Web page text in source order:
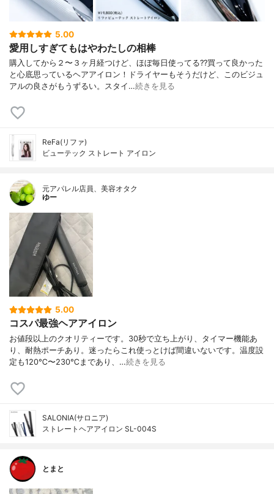
5.00
愛用しすぎてもはやわたしの相棒
購入してから２〜３ヶ月経つけど、ほぼ毎日使ってる??買って良かった
と心底思っているヘアアイロン！ドライヤーもそうだけど、このビジュ
アルの良さがもうずるい。スタイ…続きを見る
ReFa(リファ)
ビューテック ストレート アイロン
元アパレル店員、美容オタク
ゆー
5.00
コスパ最強ヘアアイロン
お値段以上のクオリティーです。30秒で立ち上がり、タイマー機能あ
り、耐熱ポーチあり。迷ったらこれ使っとけば間違いないです。温度設
定も120℃〜230℃まであり、…続きを見る
SALONIA(サロニア)
ストレートヘアアイロン SL-004S
とまと